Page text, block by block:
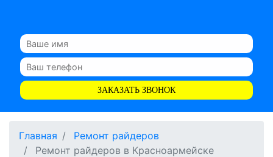
ЗАКАЗАТЬ ЗВОНОК
Главная
Ремонт райдеров
Ремонт райдеров в Красноармейске